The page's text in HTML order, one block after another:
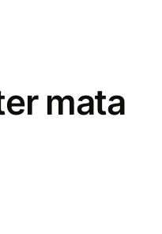
mata